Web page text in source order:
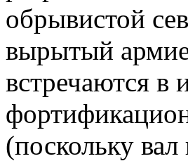
обрывистой
вырытый
встречаются в
(поскольку